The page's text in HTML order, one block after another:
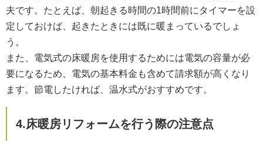
夫です。たとえば、朝起きる時間の1時間前にタイマーを設
定しておけば、起きたときには既に暖まっているでしょ
う。
また、電気式の床暖房を使用するためには電気の容量が必
要になるため、電気の基本料金も含めて請求額が高くなり
ます。節電したければ、温水式がおすすめです。
4.床暖房リフォームを行う際の注意点